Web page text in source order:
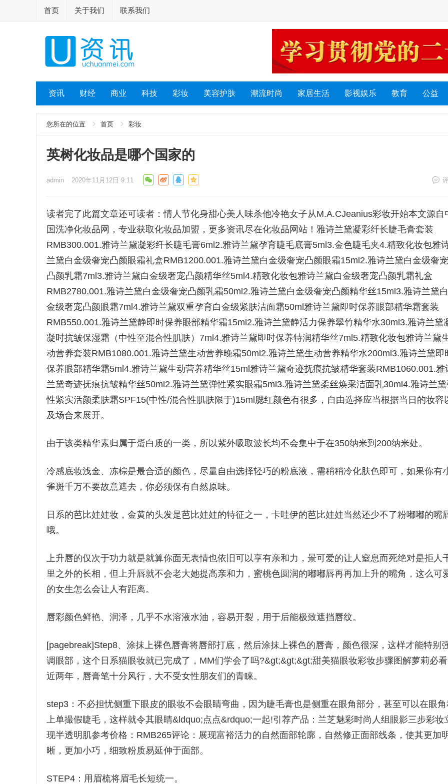
首页 关于我们 联系我们
资讯 财经 商业 科技 彩妆 美容护肤 潮流时尚 家居生活 影视娱乐 教育 公益
您所在的位置 首页 彩妆
英树化妆品是哪个国家的
admin 2020年11月12日 9:11
读者完了此篇文章还可读者：情人节化身甜心美人味杀他冷艳女子从M.A.CJeanius彩妆开始本文源自
国洗净化妆品网，专业获取化妆品加盟，更多资讯尽在化妆品网站！雅诗兰黛凝彩纤长睫毛膏套装
RMB300.001.雅诗兰黛凝彩纤长睫毛膏6ml2.雅诗兰黛孕育睫毛底膏5ml3.金色睫毛夹4.精致化妆包雅
兰黛白金级奢宠凸颜眼霜礼盒RMB1200.001.雅诗兰黛白金级奢宠凸颜眼霜15ml2.雅诗兰黛白金级奢宠
凸颜乳霜7ml3.雅诗兰黛白金级奢宠凸颜精华丝5ml4.精致化妆包雅诗兰黛白金级奢宠凸颜乳霜礼盒
RMB2780.001.雅诗兰黛白金级奢宠凸颜乳霜50ml2.雅诗兰黛白金级奢宠凸颜精华丝15ml3.雅诗兰黛白
金级奢宠凸颜眼霜7ml4.雅诗兰黛双重孕育白金级紧肤洁面霜50ml雅诗兰黛即时保养眼部精华霜套装
RMB550.001.雅诗兰黛静即时保养眼部精华霜15ml2.雅诗兰黛静活力保养翠竹精华水30ml3.雅诗兰黛
凝时抗皱保湿霜（中性至混合性肌肤）7ml4.雅诗兰黛即时保养特润精华丝7ml5.精致化妆包雅诗兰黛
动营养套装RMB1080.001.雅诗兰黛生动营养晚霜50ml2.雅诗兰黛生动营养精华水200ml3.雅诗兰黛即
保养眼部精华霜5ml4.雅诗兰黛生动营养精华丝15ml雅诗兰黛奇迹抚痕抗皱精华套装RMB1060.001.雅
兰黛奇迹抚痕抗皱精华丝50ml2.雅诗兰黛弹性紧实眼霜5ml3.雅诗兰黛柔丝焕采洁面乳30ml4.雅诗兰
性紧实活颜柔肤霜SPF15(中性/混合性肌肤限于)15ml腮红颜色有很多，自由选择应当根据当日的妆容
及场合来展开。
由于该类精华素归属于蛋白质的一类，所以紫外吸取波长均不会集中于在350纳米到200纳米处。
冷感底妆浅金、冻棕是最合适的颜色，尽量自由选择轻巧的粉底液，需稍稍冷化肤色即可，如果你有
雀斑千万不要故意遮去，你必须保有自然原味。
日系的芭比娃娃妆，金黄的头发是芭比娃娃的特征之一，卡哇伊的芭比娃娃当然还少不了粉嘟嘟的嘴
哦。
上升唇的仅次于功力就是就算你面无表情也依旧可以享有亲和力，景可爱的让人窒息而死绝对是拒人
里之外的长相，但上升唇就不会老大她提高亲和力，蜜桃色圆润的嘟嘟唇再再加上升的嘴角，这么可
的女生怎么会让人有距离。
唇彩颜色鲜艳、润泽，几乎不水溶液水油，容易开裂，用于后能极致遮挡唇纹。
[pagebreak]Step8、涂抹上裸色唇膏将唇部打底，然后涂抹上裸色的唇膏，颜色很深，这样才能特别
调眼部，这个日系猫眼妆就已完成了，MM们学会了吗?&gt;&gt;&gt;甜美猫眼妆彩妆步骤图解萝莉必看
近两年，唇膏笔十分风行，大不受女性朋友们的青睐。
step3：不必担忧侧重下眼皮的眼妆不会眼睛弯曲，因为睫毛膏也是侧重在眼角部分，甚至可以在眼
上单撮假睫毛，这样就令其眼睛&ldquo;点点&rdquo;一起!引荐产品：兰芝魅彩时尚人组眼影三步彩妆
现半透明肌参考价格：RMB265评论：展现富裕活力的自然面部轮廓，自然修正面部线条，使其更加
晰，更加小巧，细致粉质易延伸于面部。
STEP4：用眉梳将眉毛长短统一。